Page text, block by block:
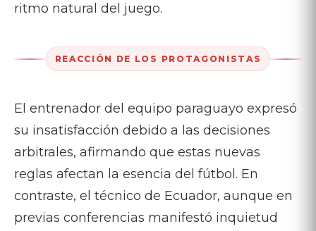
ritmo natural del juego.
REACCIÓN DE LOS PROTAGONISTAS
El entrenador del equipo paraguayo expresó
su insatisfacción debido a las decisiones
arbitrales, afirmando que estas nuevas
reglas afectan la esencia del fútbol. En
contraste, el técnico de Ecuador, aunque en
previas conferencias manifestó inquietud